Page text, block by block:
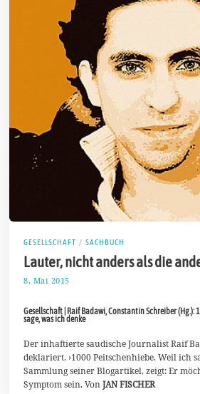
GESELLSCHAFT / SACHBUCH
Lauter, nicht anders als die
8. Mai 2015
p
r
l
2
2
3
Gesellschaft | Raif Badawi, Constantin Schreiber (Hg.):
sage, was ich denke
Der inhaftierte saudische Journalist Raif
deklariert. ›1000 Peitschenhiebe. Weil ich
Sammlung seiner Blogartikel, zeigt: Er
Symptom sein. VonJAN FISCHER